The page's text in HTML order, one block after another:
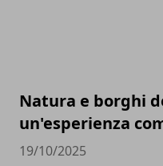
Natura e borghi
un'esperienza
19/10/2025